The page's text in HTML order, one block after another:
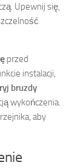
Upewnij się,
przed
instalacji,
bruzdy
wykończenia.
aby